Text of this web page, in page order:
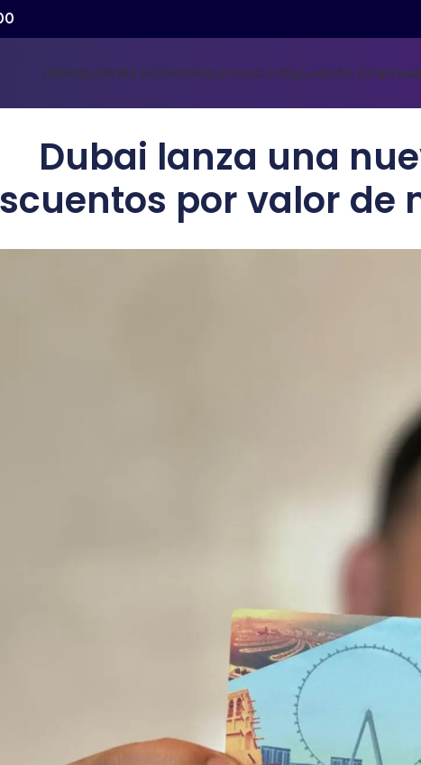
InicioQuiénes SomosRecursosConfiguración
Dubai lanza una
por valor de